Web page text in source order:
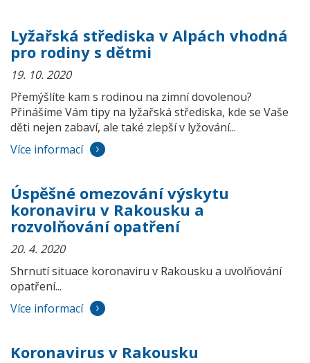
Lyžařská střediska v Alpách vhodná
pro rodiny s dětmi
19. 10. 2020
Přemýšlíte kam s rodinou na zimní dovolenou?
Přinášíme Vám tipy na lyžařská střediska, kde se Vaše
děti nejen zabaví, ale také zlepší v lyžování...
Více informací
Úspěšné omezování výskytu
koronaviru v Rakousku a
rozvolňování opatření
20. 4. 2020
Shrnutí situace koronaviru v Rakousku a uvolňování
opatření...
Více informací
Koronavirus v Rakousku